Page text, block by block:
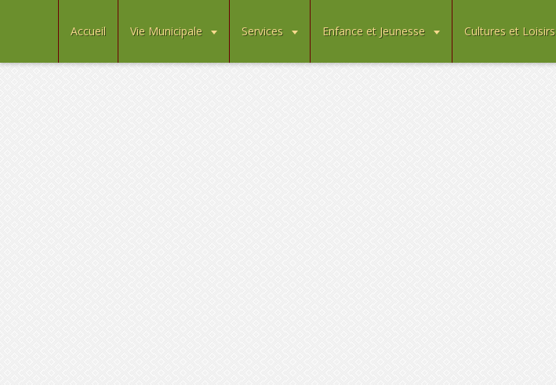
Accueil Vie Municipale Services Enfance et Jeunesse Cultures et Loisirs